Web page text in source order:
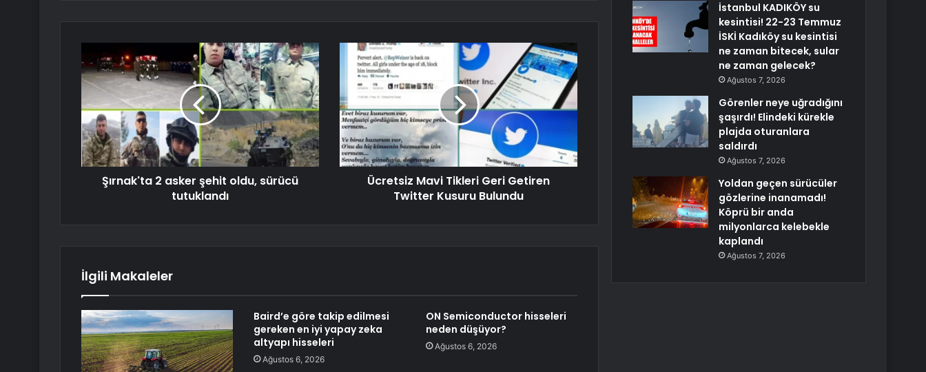
Şırnak'ta 2 asker şehit oldu, sürücü
tutuklandı
Ücretsiz Mavi Tikleri Geri Getiren
Twitter Kusuru Bulundu
İlgili Makaleler
Baird’e göre takip edilmesi
gereken en iyi yapay zeka
altyapı hisseleri
Ağustos 6, 2026
ON Semiconductor hisseleri
neden düşüyor?
Ağustos 6, 2026
İstanbul KADIKÖY su
kesintisi! 22-23 Temmuz
İSKİ Kadıköy su kesintisi
ne zaman bitecek, sular
ne zaman gelecek?
Ağustos 7, 2026
Görenler neye uğradığını
şaşırdı! Elindeki kürekle
plajda oturanlara
saldırdı
Ağustos 7, 2026
Yoldan geçen sürücüler
gözlerine inanamadı!
Köprü bir anda
milyonlarca kelebekle
kaplandı
Ağustos 7, 2026